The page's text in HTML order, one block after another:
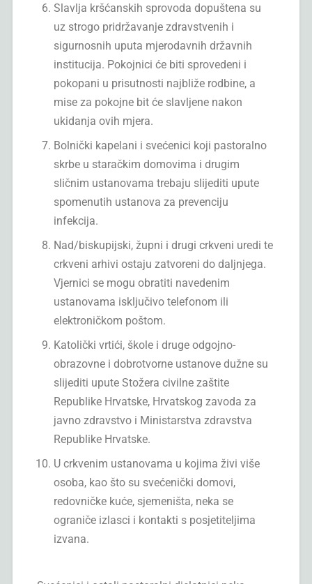
Slavlja kršćanskih sprovoda dopuštena su
uz strogo pridržavanje zdravstvenih i
sigurnosnih uputa mjerodavnih državnih
institucija. Pokojnici će biti sprovedeni i
pokopani u prisutnosti najbliže rodbine, a
mise za pokojne bit će slavljene nakon
ukidanja ovih mjera.
Bolnički kapelani i svećenici koji pastoralno
skrbe u staračkim domovima i drugim
sličnim ustanovama trebaju slijediti upute
spomenutih ustanova za prevenciju
infekcija.
Nad/biskupijski, župni i drugi crkveni uredi te
crkveni arhivi ostaju zatvoreni do daljnjega.
Vjernici se mogu obratiti navedenim
ustanovama isključivo telefonom ili
elektroničkom poštom.
Katolički vrtići, škole i druge odgojno-
obrazovne i dobrotvorne ustanove dužne su
slijediti upute Stožera civilne zaštite
Republike Hrvatske, Hrvatskog zavoda za
javno zdravstvo i Ministarstva zdravstva
Republike Hrvatske.
U crkvenim ustanovama u kojima živi više
osoba, kao što su svećenički domovi,
redovničke kuće, sjemeništa, neka se
ograniče izlasci i kontakti s posjetiteljima
izvana.